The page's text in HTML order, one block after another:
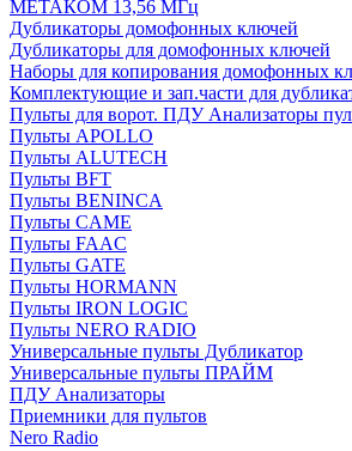
МЕТАКОМ 13,56 МГц
Дубликаторы домофонных ключей
Дубликаторы для домофонных ключей
Наборы для копирования домофонных
Комплектующие и зап.части для
Пульты для ворот. ПДУ Анализаторы
Пульты APOLLO
Пульты ALUTECH
Пульты BFT
Пульты BENINCA
Пульты CAME
Пульты FAAC
Пульты GATE
Пульты HORMANN
Пульты IRON LOGIC
Пульты NERO RADIO
Универсальные пульты Дубликатор
Универсальные пульты ПРАЙМ
ПДУ Анализаторы
Приемники для пультов
Nero Radio